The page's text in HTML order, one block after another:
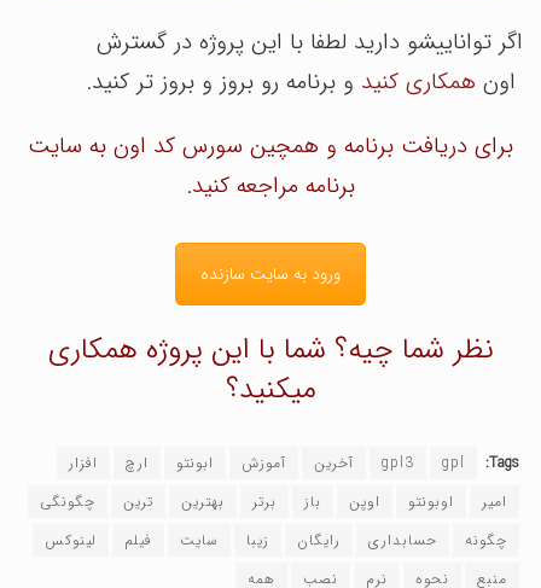
اگر تواناییشو دارید لطفا با این پروژه در گسترش
اون همکاری کنید و برنامه رو بروز و بروز تر کنید.
برای دریافت برنامه و همچین سورس کد اون به سایت
برنامه مراجعه کنید.
ورود به سایت سازنده
نظر شما چیه؟ شما با این پروژه همکاری
میکنید؟
Tags:
gpl
gpl3 آخرین آموزش ابونتو ارچ
افزار
امیر
اوبونتو اوپن باز برتر بهترین ترین
چگونگی
چگونه
حسابداری رایگان زیبا سایت فیلم
لینوکس
منبع
نحوه نرم نصب همه